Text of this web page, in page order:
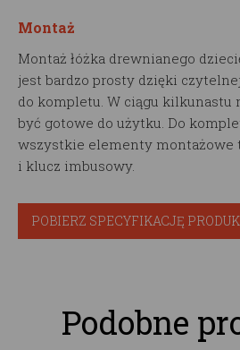
Montaż
Montaż łóżka drewnianego
jest bardzo prosty dzięki
do kompletu. W ciągu kilkunastu
być gotowe do użytku. Do
wszystkie elementy montażowe
i klucz imbusowy.
POBIERZ SPECYFIKACJĘ
Podobne